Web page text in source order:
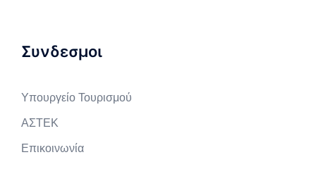
Συνδεσμοι
Υπουργείο Τουρισμού
ΑΣΤΕΚ
Επικοινωνία